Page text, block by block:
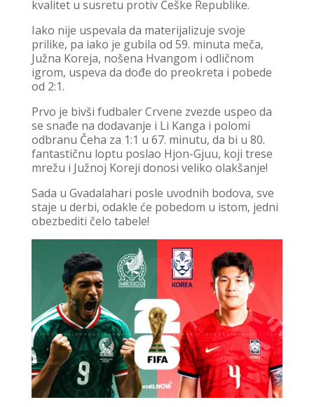
kvalitet u susretu protiv Češke Republike.
Iako nije uspevala da materijalizuje svoje
prilike, pa iako je gubila od 59. minuta meča,
Južna Koreja, nošena Hvangom i odličnom
igrom, uspeva da dođe do preokreta i pobede
od 2:1.
Prvo je bivši fudbaler Crvene zvezde uspeo da
se snađe na dodavanje i Li Kanga i polomi
odbranu Čeha za 1:1 u 67. minutu, da bi u 80.
fantastičnu loptu poslao Hjon-Gjuu, koji trese
mrežu i Južnoj Koreji donosi veliko olakšanje!
Sada u Gvadalahari posle uvodnih bodova, sve
staje u derbi, odakle će pobedom u istom, jedni
obezbediti čelo tabele!